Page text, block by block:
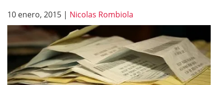
10 enero, 2015 | Nicolas Rombiola